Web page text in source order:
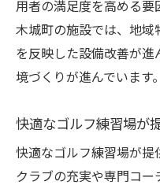
用者の満足度を高める
木城町の施設では、地
を反映した設備改善が
境づくりが進んでいます。
快適なゴルフ練習場が
快適なゴルフ練習場が
クラブの充実や専門コ